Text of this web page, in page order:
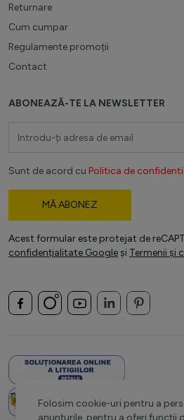
Folosim cookie-uri pentru a
anunțurile, pentru a oferi funcții
Returnare
Cum cumpar
Regulamente promoții
Contact
ABONEAZĂ-TE LA NEWSLETTER
Sunt de acord cu Politica de
MĂ ABONEZ
Acest formular este protejat de
confidențialitate Google și Termenii și